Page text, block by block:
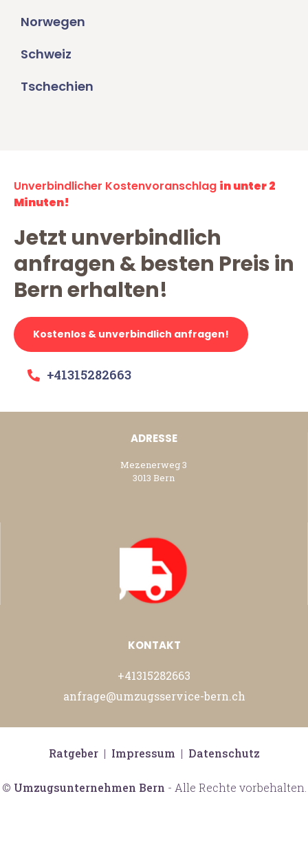
Norwegen
Schweiz
Tschechien
Unverbindlicher Kostenvoranschlag in unter 2
Minuten!
Jetzt unverbindlich
anfragen & besten Preis in
Bern erhalten!
Kostenlos & unverbindlich anfragen!
+41315282663
ADRESSE
Mezenerweg 3
3013 Bern
KONTAKT
+41315282663
anfrage@umzugsservice-bern.ch
© Umzugsunternehmen Bern - Alle Rechte vorbehalten.
Ratgeber| Impressum | Datenschutz